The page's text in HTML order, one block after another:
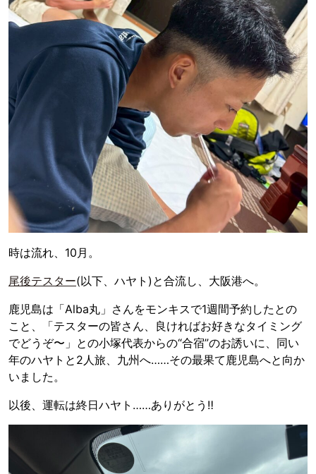
時は流れ、10月。
尾後テスター(以下、ハヤト)と合流し、大阪港へ。
鹿児島は「Alba丸」さんをモンキスで1週間予約したとの
こと、「テスターの皆さん、良ければお好きなタイミング
でどうぞ〜」との小塚代表からの“合宿”のお誘いに、同い
年のハヤトと2人旅、九州へ……その最果て鹿児島へと向か
いました。
以後、運転は終日ハヤト……ありがとう‼︎